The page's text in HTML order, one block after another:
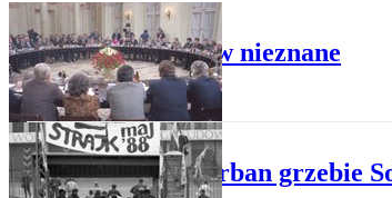
PLUS MINUS
Spacer w nieznane
PLUS MINUS
Jerzy Urban grzebie